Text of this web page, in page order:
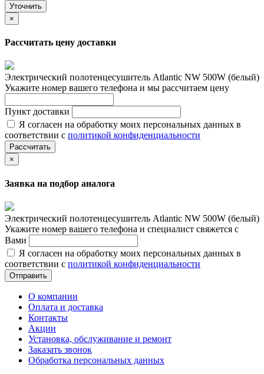
Уточнить
×
Рассчитать цену доставки
Электрический полотенцесушитель Atlantic NW 500W (белый)
Укажите номер вашего телефона и мы рассчитаем цену
Пункт доставки
Я согласен на обработку моих персональных данных в
соответствии с политикой конфиденциальности
Рассчитать
×
Заявка на подбор аналога
Электрический полотенцесушитель Atlantic NW 500W (белый)
Укажите номер вашего телефона и специалист свяжется с
Вами
Я согласен на обработку моих персональных данных в
соответствии с политикой конфиденциальности
Отправить
О компании
Оплата и доставка
Контакты
Акции
Установка, обслуживание и ремонт
Заказать звонок
Обработка персональных данных